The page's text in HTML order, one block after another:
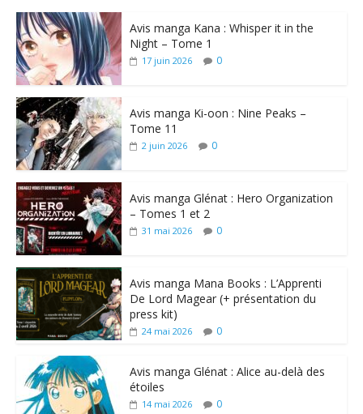
Avis manga Kana : Whisper it in the
Night – Tome 1
17 juin 2026 0
Avis manga Ki-oon : Nine Peaks –
Tome 11
2 juin 2026 0
Avis manga Glénat : Hero Organization
– Tomes 1 et 2
31 mai 2026 0
Avis manga Mana Books : L’Apprenti
De Lord Magear (+ présentation du
press kit)
24 mai 2026 0
Avis manga Glénat : Alice au-delà des
étoiles
14 mai 2026 0